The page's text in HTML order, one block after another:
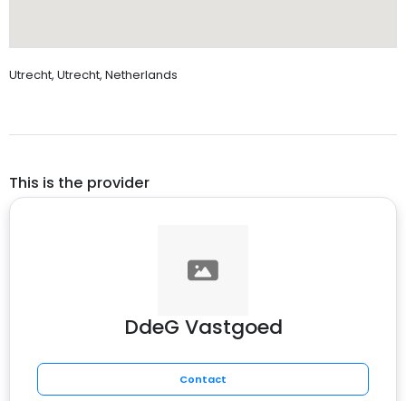
Utrecht, Utrecht, Netherlands
This is the provider
DdeG Vastgoed
Contact